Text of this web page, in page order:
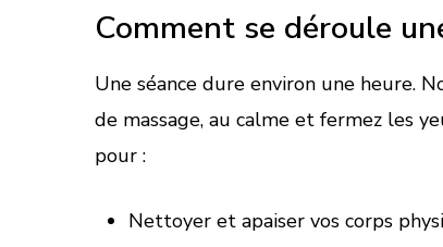
Comment se déroule
Une séance dure environ une heure.
de massage, au calme et fermez les
pour :
Nettoyer et apaiser vos corps